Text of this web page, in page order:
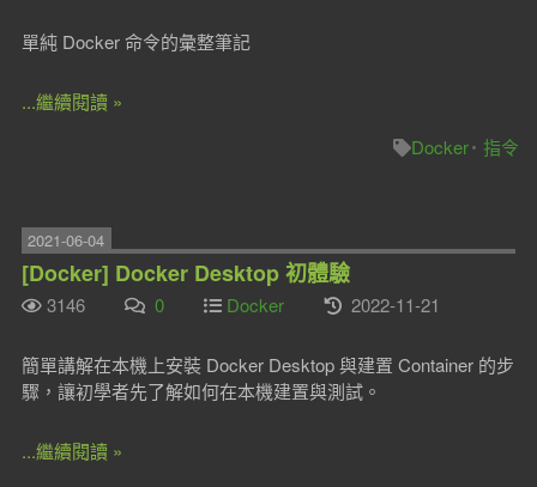
單純 Docker 命令的彙整筆記
...繼續閱讀 »
Docker
指令
2021-06-04
[Docker] Docker Desktop 初體驗
3146 0 Docker 2022-11-21
簡單講解在本機上安裝 Docker Desktop 與建置 Container 的步
驟，讓初學者先了解如何在本機建置與測試。
...繼續閱讀 »